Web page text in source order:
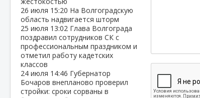
26 июля 15:20 На Волгоградскую
область надвигается шторм
25 июля 13:02 Глава Волгограда
поздравил сотрудников СК с
профессиональным праздником и
отметил работу кадетских
классов
24 июля 14:46 Губернатор
Бочаров внепланово проверил
стройки: сроки сорваны в